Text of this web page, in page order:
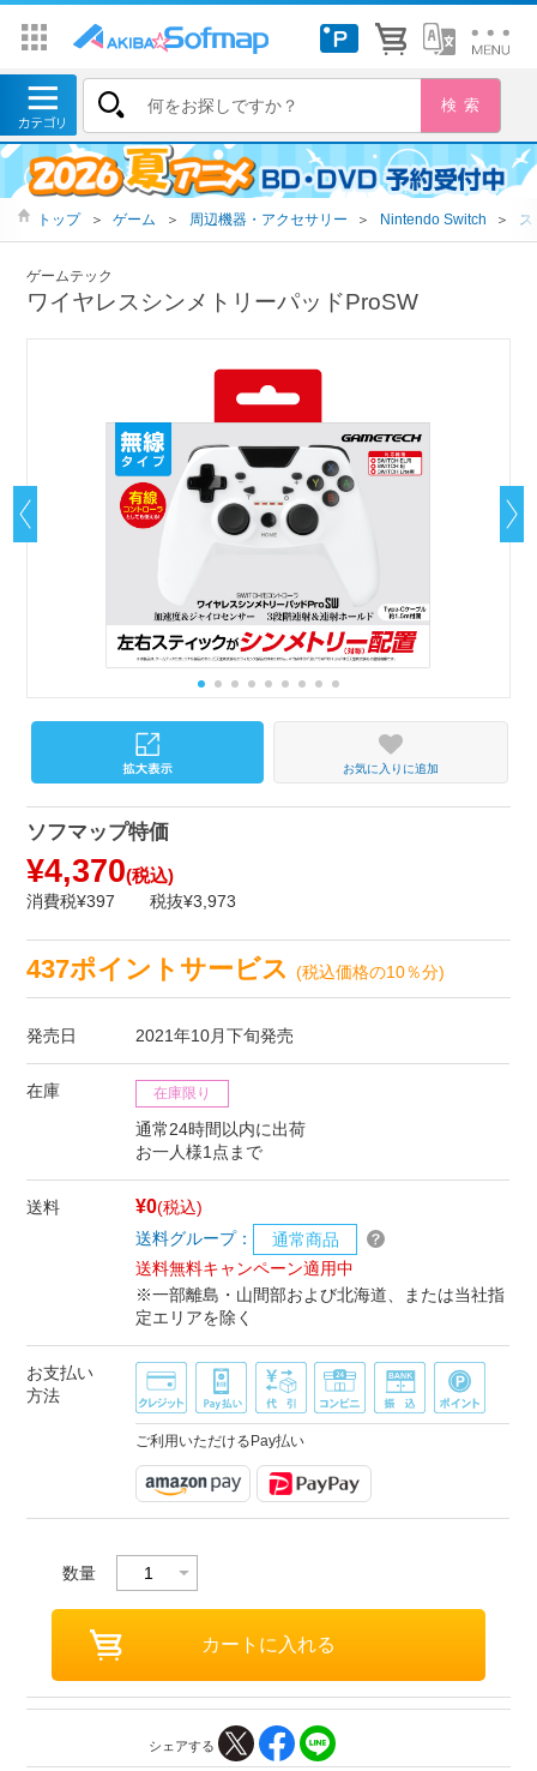
トップ ＞ ゲーム ＞ 周辺機器・アクセサリー ＞ Nintendo Switch ＞
ゲームテック
ワイヤレスシンメトリーパッドProSW
お気に入りに追加
ソフマップ特価
¥4,370(税込)
消費税¥397 税抜¥3,973
437ポイントサービス(税込価格の10％分)
発売日 2021年10月下旬発売
在庫 在庫限り
通常24時間以内に出荷
お一人様1点まで
送料 ¥0(税込)
送料グループ：
通常商品
送料無料キャンペーン適用中
※一部離島・山間部および北海道、または当社指
定エリアを除く
お支払い
方法
ご利用いただけるPay払い
数量
シェアする